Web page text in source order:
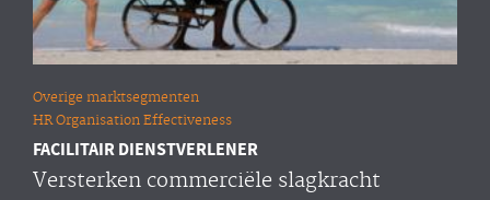
Overige marktsegmenten
HR Organisation Effectiveness
FACILITAIR DIENSTVERLENER
Versterken commerciële slagkracht